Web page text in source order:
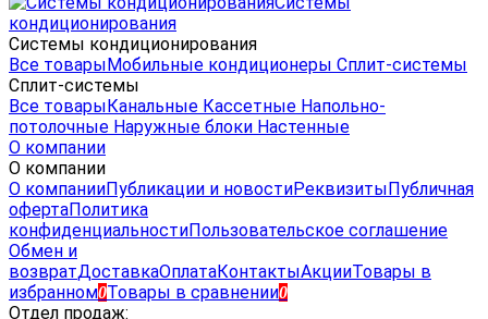
кондиционирования
Системы кондиционирования
Все товарыМобильные кондиционеры Сплит-системы
Сплит-системы
Все товарыКанальные Кассетные Напольно-
потолочные Наружные блоки Настенные
О компании
О компании
О компанииПубликации и новостиРеквизитыПубличная
офертаПолитика
конфиденциальностиПользовательское соглашение
Обмен и
возвратДоставкаОплатаКонтактыАкцииТовары в
избранном0Товары в сравнении0
Отдел продаж: